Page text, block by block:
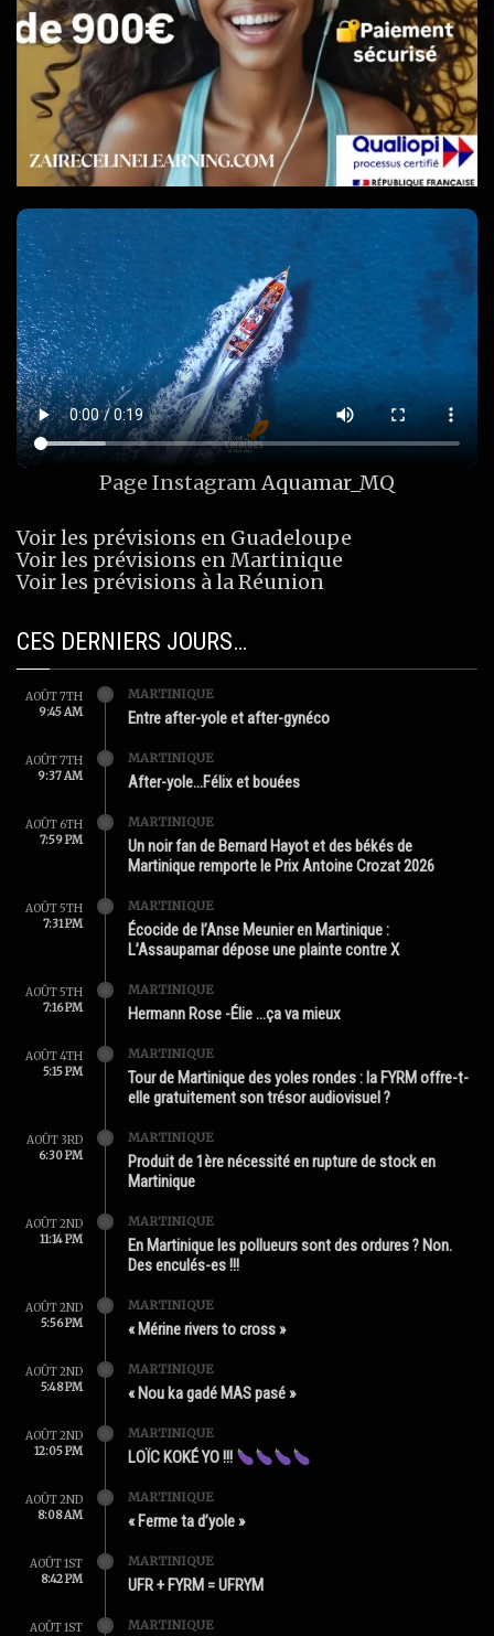
Page InstagramAquamar_MQ
Voir les prévisions en Guadeloupe
Voir les prévisions en Martinique
Voir les prévisions à la Réunion
CES DERNIERS JOURS…
AOÛT 7TH
9:45 AM
MARTINIQUE
Entre after-yole et after-gynéco
AOÛT 7TH
9:37 AM
MARTINIQUE
After-yole…Félix et bouées
AOÛT 6TH
7:59 PM
MARTINIQUE
Un noir fan de Bernard Hayot et des békés de
Martinique remporte le Prix Antoine Crozat 2026
AOÛT 5TH
7:31 PM
MARTINIQUE
Écocide de l’Anse Meunier en Martinique :
L’Assaupamar dépose une plainte contre X
AOÛT 5TH
7:16 PM
MARTINIQUE
Hermann Rose -Élie …ça va mieux
AOÛT 4TH
5:15 PM
MARTINIQUE
Tour de Martinique des yoles rondes : la FYRM offre-t-
elle gratuitement son trésor audiovisuel ?
AOÛT 3RD
6:30 PM
MARTINIQUE
Produit de 1ère nécessité en rupture de stock en
Martinique
AOÛT 2ND
11:14 PM
MARTINIQUE
En Martinique les pollueurs sont des ordures ? Non.
Des enculés-es !!!
AOÛT 2ND
5:56 PM
MARTINIQUE
« Mérine rivers to cross »
AOÛT 2ND
5:48 PM
MARTINIQUE
« Nou ka gadé MAS pasé »
AOÛT 2ND
12:05 PM
MARTINIQUE
LOÏC KOKÉ YO !!!
AOÛT 2ND
8:08 AM
MARTINIQUE
« Ferme ta d’yole »
AOÛT 1ST
8:42 PM
MARTINIQUE
UFR + FYRM = UFRYM
AOÛT 1ST MARTINIQUE